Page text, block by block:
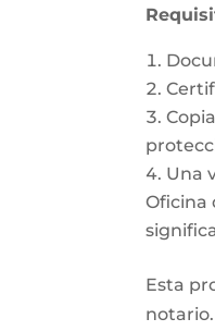
Una
Oficina
Esta
notario.